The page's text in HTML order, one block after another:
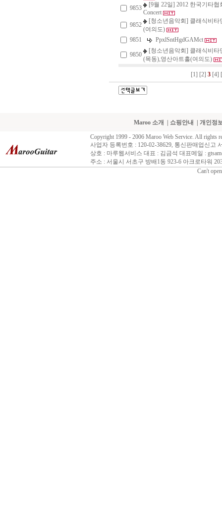
9853
[9월 22일] 2012 한국기타
Concert
9852
[청소년음악회] 클래식비타
(여의도)
9851
PpxlSntHgdGAMct
9850
[청소년음악회] 클래식비타
(목동),영산아트홀(여의도)
[1] [2] 3 [4]
Maroo 소개 쇼핑안내 |개인정
Copyright 1999 - 2006 Maroo Web Service. All rights
사업자 등록번호 : 120-02-38629, 통신판매업신고
상호 : 마루웹서비스 대표 : 김금석 대표메일 :
주소 : 서울시 서초구 방배1동 923-6 아크로타워
Can't